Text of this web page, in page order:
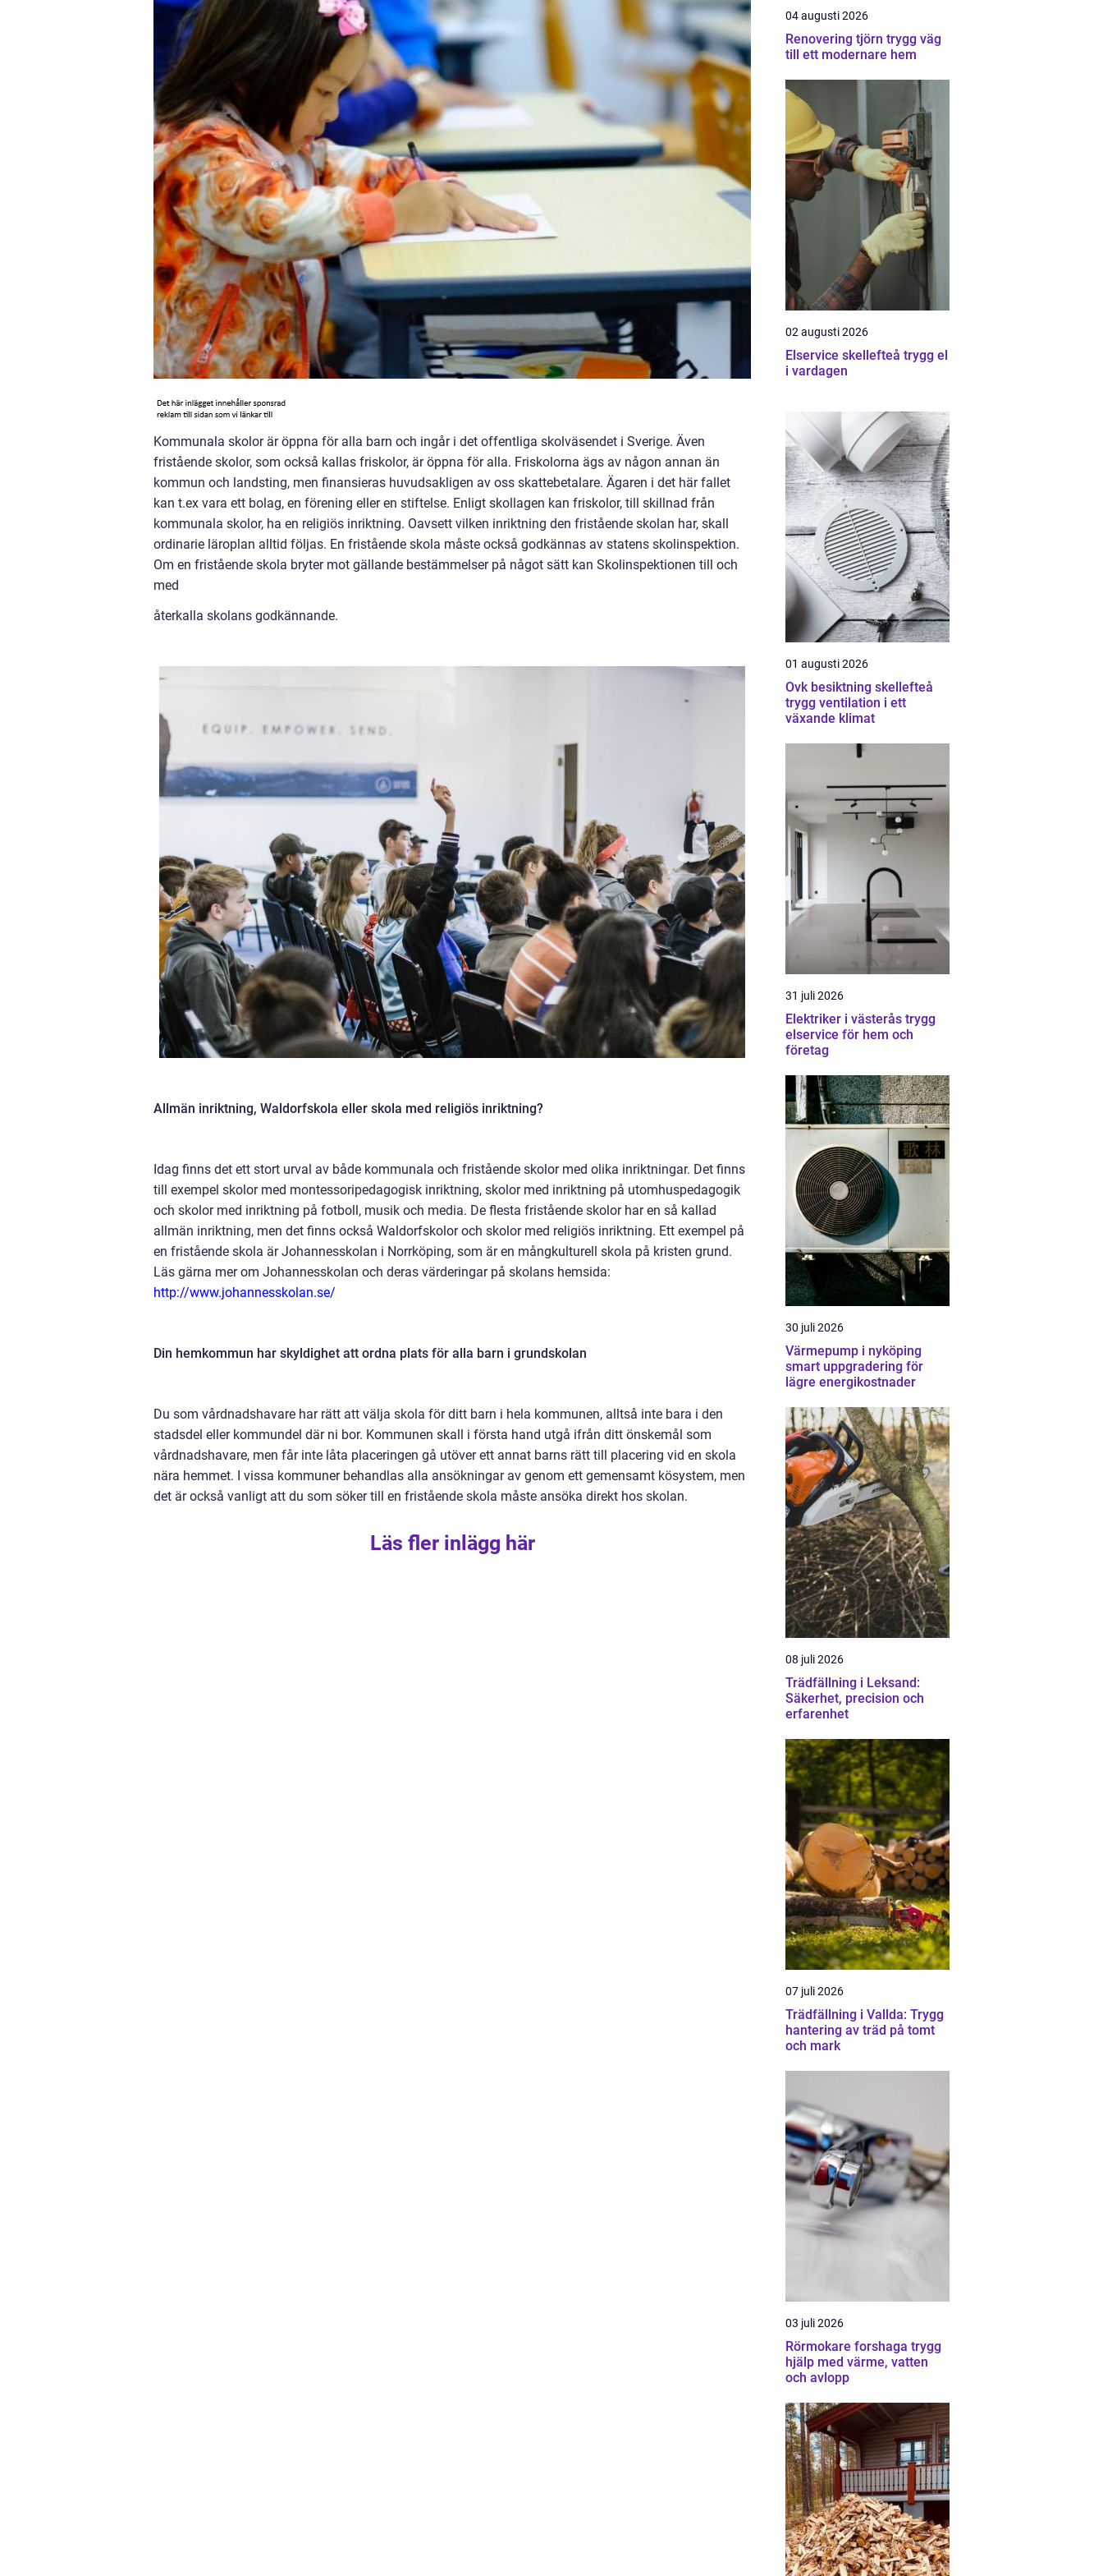
Kommunala skolor är öppna för alla barn och ingår i det offentliga skolväsendet i Sverige. Även
fristående skolor, som också kallas friskolor, är öppna för alla. Friskolorna ägs av någon annan än
kommun och landsting, men finansieras huvudsakligen av oss skattebetalare. Ägaren i det här fallet
kan t.ex vara ett bolag, en förening eller en stiftelse. Enligt skollagen kan friskolor, till skillnad från
kommunala skolor, ha en religiös inriktning. Oavsett vilken inriktning den fristående skolan har, skall
ordinarie läroplan alltid följas. En fristående skola måste också godkännas av statens skolinspektion.
Om en fristående skola bryter mot gällande bestämmelser på något sätt kan Skolinspektionen till och
med
återkalla skolans godkännande.
Allmän inriktning, Waldorfskola eller skola med religiös inriktning?
Idag finns det ett stort urval av både kommunala och fristående skolor med olika inriktningar. Det finns
till exempel skolor med montessoripedagogisk inriktning, skolor med inriktning på utomhuspedagogik
och skolor med inriktning på fotboll, musik och media. De flesta fristående skolor har en så kallad
allmän inriktning, men det finns också Waldorfskolor och skolor med religiös inriktning. Ett exempel på
en fristående skola är Johannesskolan i Norrköping, som är en mångkulturell skola på kristen grund.
Läs gärna mer om Johannesskolan och deras värderingar på skolans hemsida:
http://www.johannesskolan.se/
Din hemkommun har skyldighet att ordna plats för alla barn i grundskolan
Du som vårdnadshavare har rätt att välja skola för ditt barn i hela kommunen, alltså inte bara i den
stadsdel eller kommundel där ni bor. Kommunen skall i första hand utgå ifrån ditt önskemål som
vårdnadshavare, men får inte låta placeringen gå utöver ett annat barns rätt till placering vid en skola
nära hemmet. I vissa kommuner behandlas alla ansökningar av genom ett gemensamt kösystem, men
det är också vanligt att du som söker till en fristående skola måste ansöka direkt hos skolan.
Läs fler inlägg här
04 augusti 2026
Renovering tjörn trygg väg
till ett modernare hem
02 augusti 2026
Elservice skellefteå trygg el
i vardagen
01 augusti 2026
Ovk besiktning skellefteå
trygg ventilation i ett
växande klimat
31 juli 2026
Elektriker i västerås trygg
elservice för hem och
företag
30 juli 2026
Värmepump i nyköping
smart uppgradering för
lägre energikostnader
08 juli 2026
Trädfällning i Leksand:
Säkerhet, precision och
erfarenhet
07 juli 2026
Trädfällning i Vallda: Trygg
hantering av träd på tomt
och mark
03 juli 2026
Rörmokare forshaga trygg
hjälp med värme, vatten
och avlopp